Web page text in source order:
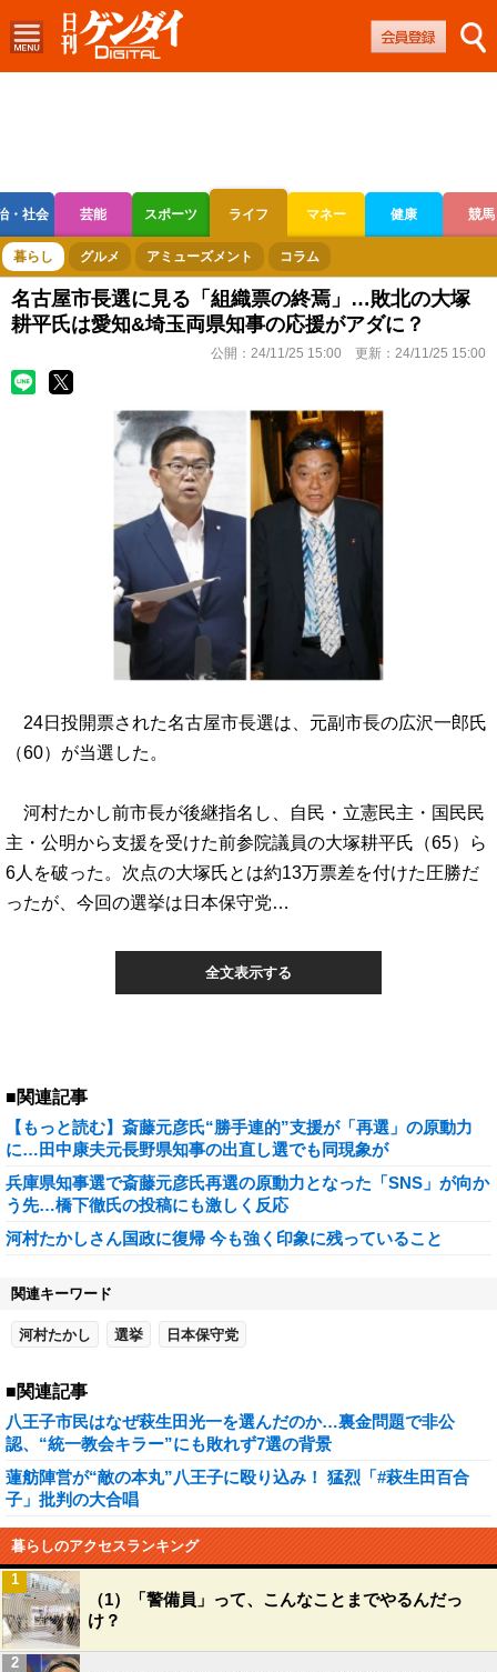
・社会 芸能 スポーツ ライフ マネー 健康 競馬
ボートレース 競輪 オートレース
暮らし グルメ アミューズメント コラム
名古屋市長選に見る「組織票の終焉」…敗北の大塚
耕平氏は愛知&埼玉両県知事の応援がアダに？
公開： 24/11/25 15:00 更新： 24/11/25 15:00
24日投開票された名古屋市長選は、元副市長の広沢一郎氏
（60）が当選した。
河村たかし前市長が後継指名し、自民・立憲民主・国民民
主・公明から支援を受けた前参院議員の大塚耕平氏（65）ら
6人を破った。次点の大塚氏とは約13万票差を付けた圧勝だ
ったが、今回の選挙は日本保守党…
全文表示する
■関連記事
【もっと読む】斎藤元彦氏“勝手連的”支援が「再選」の原動力
に…田中康夫元長野県知事の出直し選でも同現象が
兵庫県知事選で斎藤元彦氏再選の原動力となった「SNS」が向か
う先…橋下徹氏の投稿にも激しく反応
河村たかしさん国政に復帰 今も強く印象に残っていること
関連キーワード
河村たかし 選挙 日本保守党
■関連記事
八王子市民はなぜ萩生田光一を選んだのか…裏金問題で非公
認、“統一教会キラー”にも敗れず7選の背景
蓮舫陣営が“敵の本丸”八王子に殴り込み！ 猛烈「#萩生田百合
子」批判の大合唱
暮らしのアクセスランキング
（1）「警備員」って、こんなことまでやるんだっ
け？
1
2